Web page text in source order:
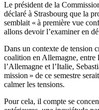
Le président de la
déclaré à Strasbourg que la
semblait « à première vue
allons devoir l’examiner en
Dans un contexte de tension
coalition en Allemagne, entre
l’Allemagne et l’Italie,
mission » de ce semestre
calmer les tensions.
Pour cela, il compte se